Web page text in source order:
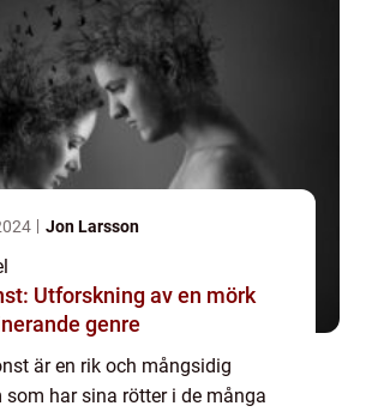
Jon Larsson
Utforskning av en mörk
genre
är en rik och mångsidig
som har sina rötter i de många